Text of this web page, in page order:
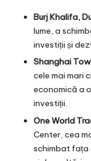
Burj Khalifa,
lume, a
investiții și
Shanghai
cele mai mari
economică a
investiții.
One World
Center, cea
schimbat fața